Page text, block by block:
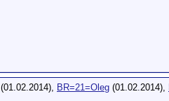
(01.02.2014), BR=21=Oleg (01.02.2014),